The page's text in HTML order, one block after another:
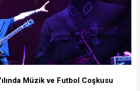
Müzik ve Futbol Coşkusu